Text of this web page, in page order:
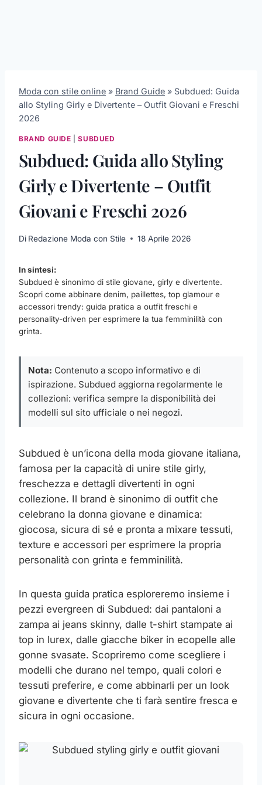
Moda con stile online » Brand Guide » Subdued: Guida
allo Styling Girly e Divertente – Outfit Giovani e Freschi
2026
BRAND GUIDE |SUBDUED
Subdued: Guida allo Styling
Girly e Divertente – Outfit
Giovani e Freschi 2026
Di Redazione Moda con Stile 18 Aprile 2026
In sintesi:
Subdued è sinonimo di stile giovane, girly e divertente.
Scopri come abbinare denim, paillettes, top glamour e
accessori trendy: guida pratica a outfit freschi e
personality-driven per esprimere la tua femminilità con
grinta.
Nota: Contenuto a scopo informativo e di
ispirazione. Subdued aggiorna regolarmente le
collezioni: verifica sempre la disponibilità dei
modelli sul sito ufficiale o nei negozi.
Subdued è un’icona della moda giovane italiana,
famosa per la capacità di unire stile girly,
freschezza e dettagli divertenti in ogni
collezione. Il brand è sinonimo di outfit che
celebrano la donna giovane e dinamica:
giocosa, sicura di sé e pronta a mixare tessuti,
texture e accessori per esprimere la propria
personalità con grinta e femminilità.
In questa guida pratica esploreremo insieme i
pezzi evergreen di Subdued: dai pantaloni a
zampa ai jeans skinny, dalle t-shirt stampate ai
top in lurex, dalle giacche biker in ecopelle alle
gonne svasate. Scopriremo come scegliere i
modelli che durano nel tempo, quali colori e
tessuti preferire, e come abbinarli per un look
giovane e divertente che ti farà sentire fresca e
sicura in ogni occasione.